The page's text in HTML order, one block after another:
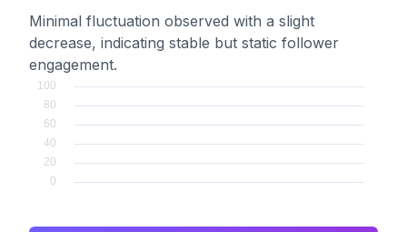
Minimal fluctuation observed with a slight
decrease, indicating stable but static follower
engagement.